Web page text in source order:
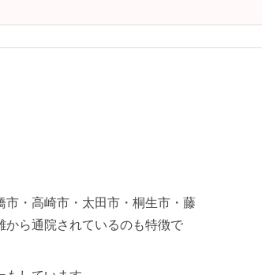
・高崎市・太田市・桐生市・藤
から通院されているのも特徴で